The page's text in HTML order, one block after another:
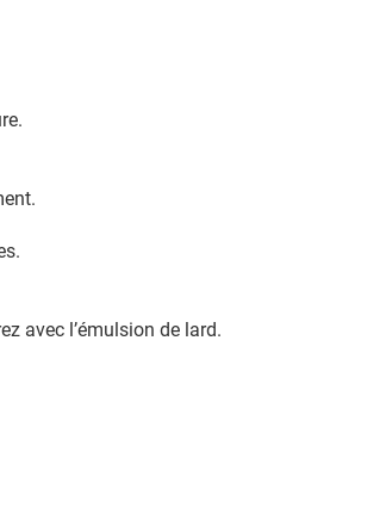
avec l’émulsion de lard.